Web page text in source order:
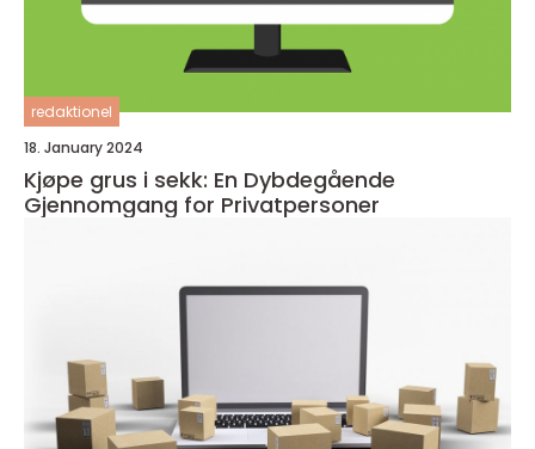
redaktionel
18. January 2024
Kjøpe grus i sekk: En Dybdegående
Gjennomgang for Privatpersoner